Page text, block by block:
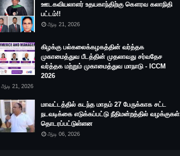
ஊடகவியலாளர் உதயகாந்திற்கு கௌரவ கலாநிதி
பட்டம்!!
ஆடி 21, 2026
கிழக்கு பல்கலைக்கழகத்தின் வர்த்தக
முகாமைத்துவ பீடத்தின் முதலாவது சர்வதேச
வர்த்தக மற்றும் முகாமைத்துவ மாநாடு - ICCM
2026
ஆடி 21, 2026
மாவட்டத்தில் கடந்த மாதம் 27 பேருக்காக சட்ட
நடவடிக்கை எடுக்கப்பட்டு நீதிமன்றத்தில் வழக்குகள்
தொடரப்பட்டுள்ளன
ஆடி 06, 2026